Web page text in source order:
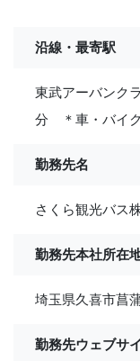
沿線・最寄駅
東武アーバンク
分 ＊車・バイ
勤務先名
さくら観光バス
勤務先本社所在
埼玉県久喜市菖
勤務先ウェブサ